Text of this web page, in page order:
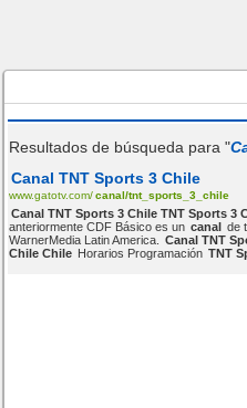
Resultados de búsqueda para "
Canal TNT Sports 3 Chile
www.gatotv.com/ canal/tnt_sports_3_chile
Canal TNT Sports 3 Chile TNT Sports 3
anteriormente CDF Básico es un canal de
WarnerMedia Latin America.
Canal TNT
Chile Chile Horarios Programación TNT